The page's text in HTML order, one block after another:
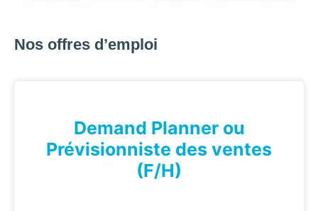
Nos offres d’emploi
Demand Planner ou
Prévisionniste des ventes
(F/H)